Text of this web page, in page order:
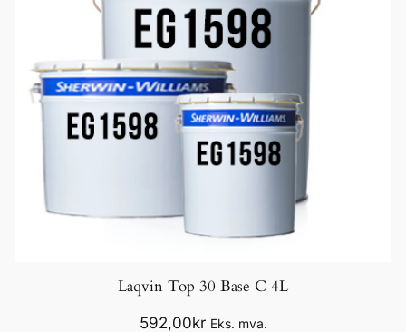
Laqvin Top 30 Base C 4L
592,00kr Eks. mva.